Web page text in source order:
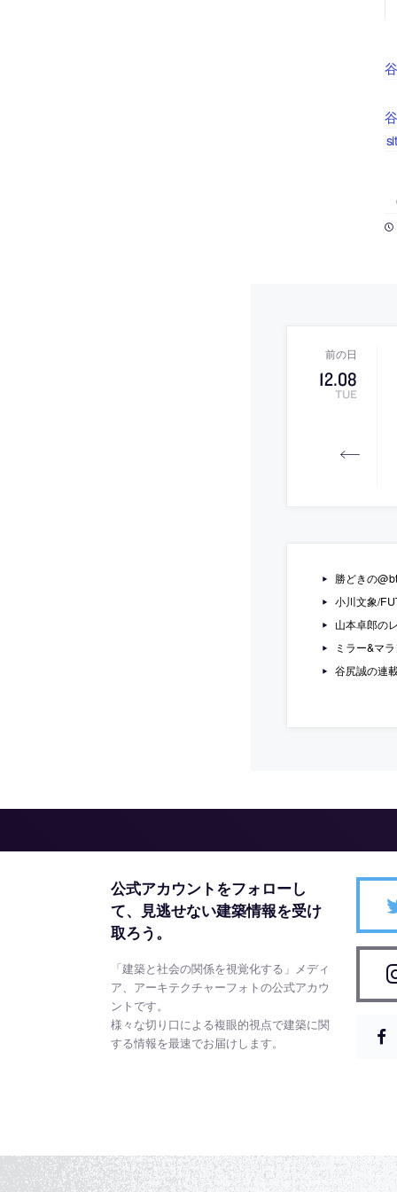
12.08
TUE
勝どきの
小川文象/
山本卓郎の
ミラー&マ
谷尻誠の連
公式アカウントをフォローし
て、
見逃せない建築情報を受け
取ろう。
「建築と社会の関係を視覚化する」メディ
ア、アーキテクチャーフォトの公式アカウ
ントです。
様々な切り口による複眼的視点で建築に関
する情報を最速でお届けします。